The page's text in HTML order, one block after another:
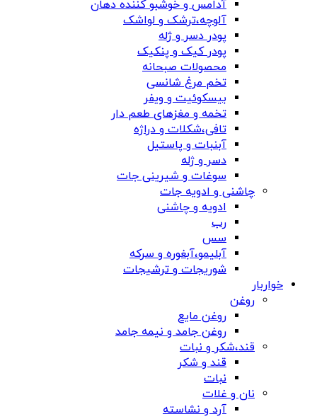
آدامس و خوشبو کننده دهان
آلوچه،ترشک و لواشک
پودر دسر و ژله
پودر کیک و پنکیک
محصولات صبحانه
تخم مرغ شانسی
بیسکوئیت و ویفر
تخمه و مغزهای طعم دار
تافی،شکلات و دراژه
آبنبات و پاستیل
دسر و ژله
سوغات و شیرینی جات
چاشنی و ادویه جات
ادویه و چاشنی
رب
سس
آبلیمو،آبغوره و سرکه
شوریجات و ترشیجات
خواربار
روغن
روغن مایع
روغن جامد و نیمه جامد
قند،شکر و نبات
قند و شکر
نبات
نان و غلات
آرد و نشاسته